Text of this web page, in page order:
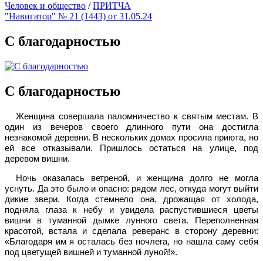
Человек и общество /ПРИТЧА
"Навигатор" № 21 (1443) от 31.05.24
С благодарностью
С благодарностью
Женщина совершала паломничество к святым местам. В
один из вечеров своего длинного пути она достигла
незнакомой деревни. В нескольких домах просила приюта, но
ей все отказывали. Пришлось остаться на улице, под
деревом вишни.
Ночь оказалась ветреной, и женщина долго не могла
уснуть. Да это было и опасно: рядом лес, откуда могут выйти
дикие звери. Когда стемнело она, дрожащая от холода,
подняла глаза к небу и увидела распустившиеся цветы
вишни в туманной дымке лунного света. Переполненная
красотой, встала и сделала реверанс в сторону деревни:
«Благодаря им я осталась без ночлега, но нашла саму себя
под цветущей вишней и туманной луной!».